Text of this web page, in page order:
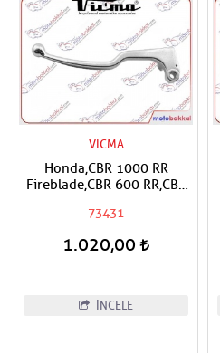
VICMA
Honda,CBR 1000 RR
Fireblade,CBR 600 RR,CBF
Hornet Vicma Debriyaj
73431
1.020,00
İNCELE